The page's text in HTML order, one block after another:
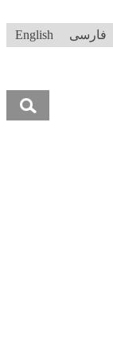
فارسی English